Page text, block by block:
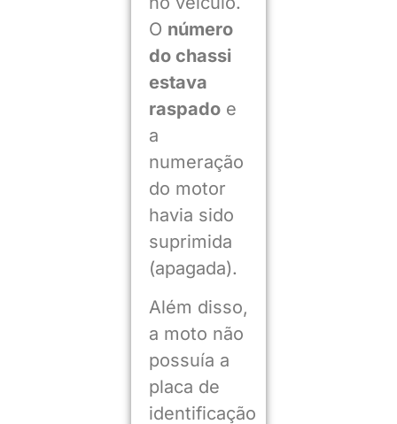
O número
do chassi
estava
raspadoe
a
numeração
do motor
havia sido
suprimida
(apagada).
Além disso,
a moto não
possuía a
placa de
identificação